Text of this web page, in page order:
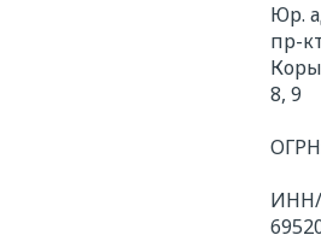
Юр.
пр-
8, 9